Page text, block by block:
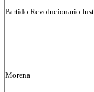
Partido Revolucionario
Morena